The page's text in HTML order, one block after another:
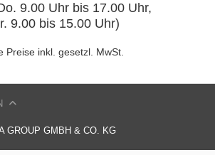
9.00 Uhr bis 17.00 Uhr,
9.00 bis 15.00 Uhr)
Preise inkl. gesetzl. MwSt.
GROUP GMBH & CO. KG